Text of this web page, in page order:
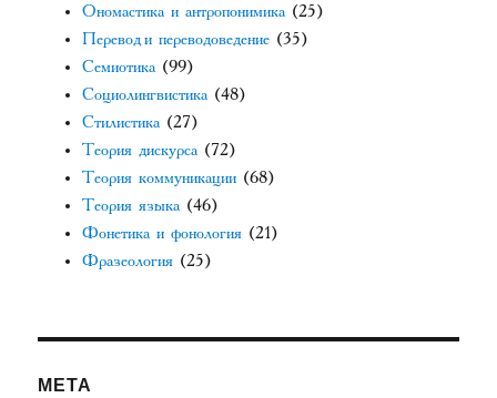
Ономастика и антропонимика (25)
Перевод и переводоведение (35)
Семиотика (99)
Социолингвистика (48)
Стилистика (27)
Теория дискурса (72)
Теория коммуникации (68)
Теория языка (46)
Фонетика и фонология (21)
Фразеология (25)
МЕТА